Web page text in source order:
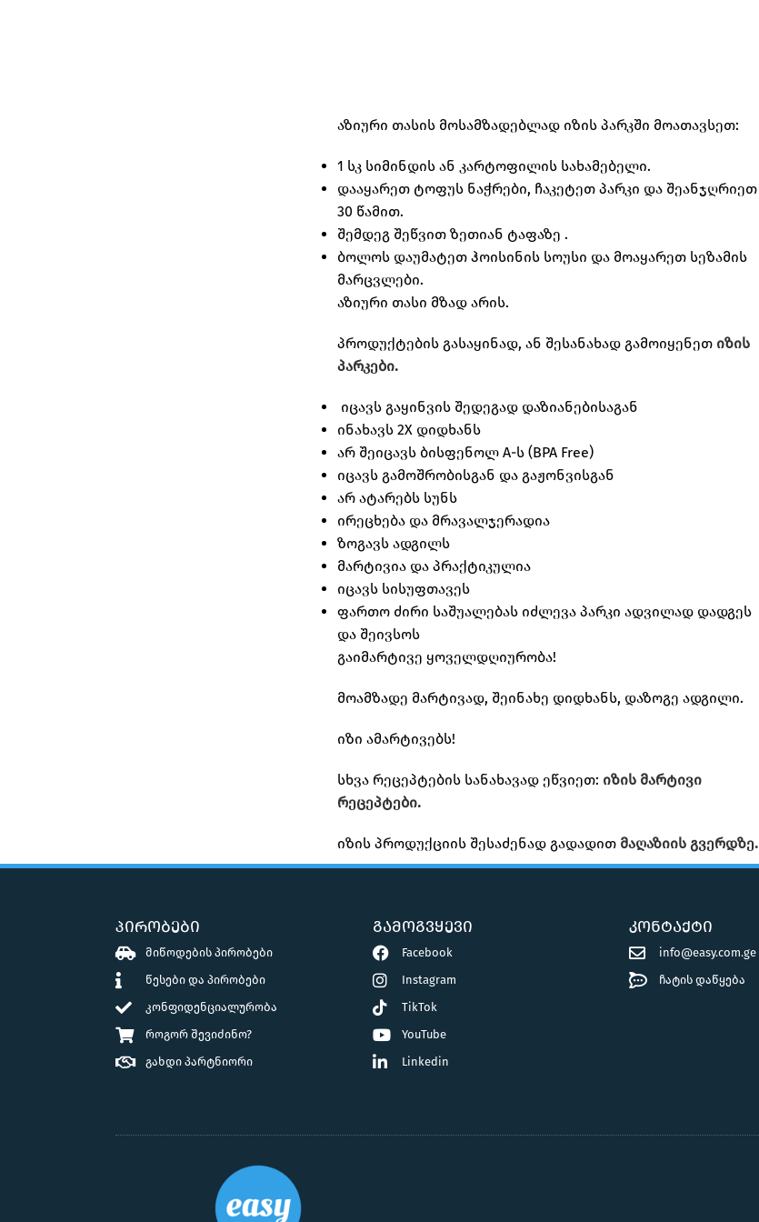
აზიური თასის მოსამზადებლად იზის პარკში მოათავსეთ:
1 სკ სიმინდის ან კარტოფილის სახამებელი.
დააყარეთ ტოფუს ნაჭრები, ჩაკეტეთ პარკი და შეანჯღრიეთ
30 წამით.
შემდეგ შეწვით ზეთიან ტაფაზე .
ბოლოს დაუმატეთ ჰოისინის სოუსი და მოაყარეთ სეზამის
მარცვლები.
აზიური თასი მზად არის.
პროდუქტების გასაყინად, ან შესანახად გამოიყენეთ იზის
პარკები.
იცავს გაყინვის შედეგად დაზიანებისაგან
ინახავს 2X დიდხანს
არ შეიცავს ბისფენოლ A-ს (BPA Free)
იცავს გამოშრობისგან და გაჟონვისგან
არ ატარებს სუნს
ირეცხება და მრავალჯერადია
ზოგავს ადგილს
მარტივია და პრაქტიკულია
იცავს სისუფთავეს
ფართო ძირი საშუალებას იძლევა პარკი ადვილად დადგეს
და შეივსოს
გაიმარტივე ყოველდღიურობა!
მოამზადე მარტივად, შეინახე დიდხანს, დაზოგე ადგილი.
იზი ამარტივებს!
სხვა რეცეპტების სანახავად ეწვიეთ: იზის მარტივი
რეცეპტები.
იზის პროდუქციის შესაძენად გადადით მაღაზიის გვერდზე.
პირობები
მიწოდების პირობები
წესები და პირობები
კონფიდენციალურობა
როგორ შევიძინო?
გახდი პარტნიორი
გამოგვყევი
Facebook
Instagram
TikTok
YouTube
Linkedin
კონტაქტი
info@easy.com.ge
ჩატის დაწყება